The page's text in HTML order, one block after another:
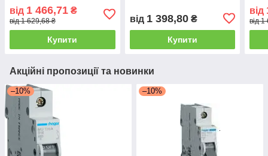
від 1 466,71 ₴
від 1 629,68 ₴
Купити
від 1 398,80₴
Купити
від
від
Акційні пропозиції та новинки
–10% –10%